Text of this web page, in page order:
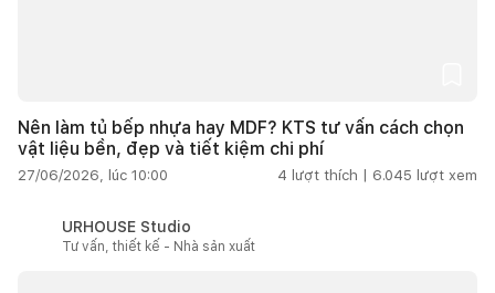
Nên làm tủ bếp nhựa hay MDF? KTS tư vấn cách chọn
vật liệu bền, đẹp và tiết kiệm chi phí
27/06/2026, lúc 10:00 4 lượt thích | 6.045 lượt xem
URHOUSE Studio
Tư vấn, thiết kế - Nhà sản xuất